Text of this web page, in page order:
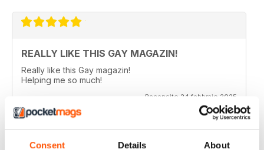
Consent Details About
REALLY LIKE THIS GAY MAGAZIN!
Really like this Gay magazin!
Helping me so much!
Recensito 24 febbraio 2025